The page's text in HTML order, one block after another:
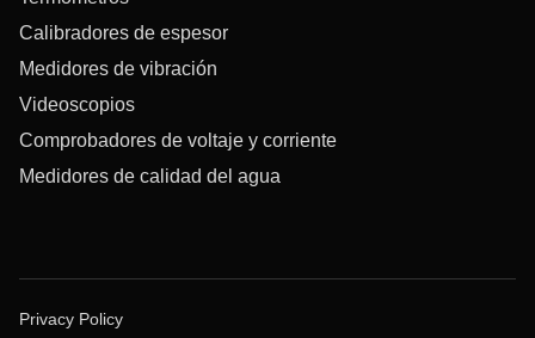
Calibradores de espesor
Medidores de vibración
Videoscopios
Comprobadores de voltaje y corriente
Medidores de calidad del agua
Privacy Policy